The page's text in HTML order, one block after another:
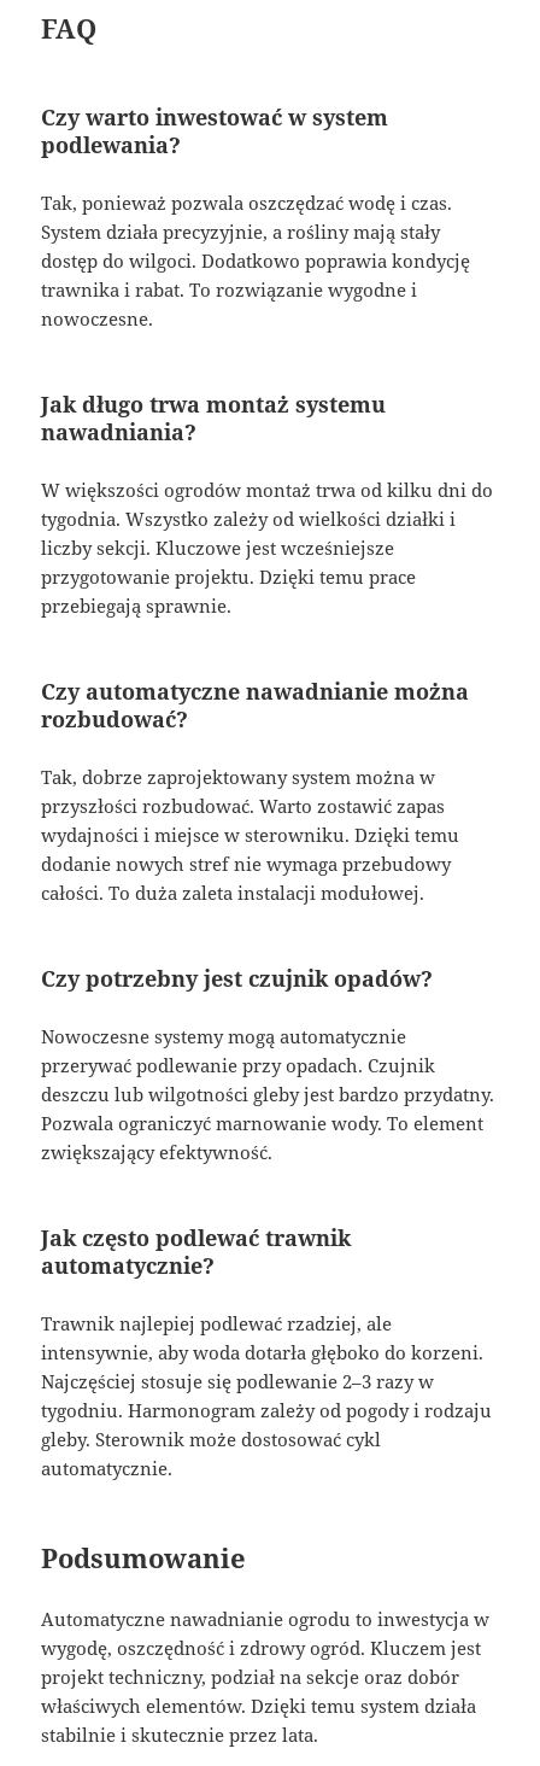
FAQ
Czy warto inwestować w system
podlewania?
Tak, ponieważ pozwala oszczędzać wodę i czas.
System działa precyzyjnie, a rośliny mają stały
dostęp do wilgoci. Dodatkowo poprawia kondycję
trawnika i rabat. To rozwiązanie wygodne i
nowoczesne.
Jak długo trwa montaż systemu
nawadniania?
W większości ogrodów montaż trwa od kilku dni do
tygodnia. Wszystko zależy od wielkości działki i
liczby sekcji. Kluczowe jest wcześniejsze
przygotowanie projektu. Dzięki temu prace
przebiegają sprawnie.
Czy automatyczne nawadnianie można
rozbudować?
Tak, dobrze zaprojektowany system można w
przyszłości rozbudować. Warto zostawić zapas
wydajności i miejsce w sterowniku. Dzięki temu
dodanie nowych stref nie wymaga przebudowy
całości. To duża zaleta instalacji modułowej.
Czy potrzebny jest czujnik opadów?
Nowoczesne systemy mogą automatycznie
przerywać podlewanie przy opadach. Czujnik
deszczu lub wilgotności gleby jest bardzo przydatny.
Pozwala ograniczyć marnowanie wody. To element
zwiększający efektywność.
Jak często podlewać trawnik
automatycznie?
Trawnik najlepiej podlewać rzadziej, ale
intensywnie, aby woda dotarła głęboko do korzeni.
Najczęściej stosuje się podlewanie 2–3 razy w
tygodniu. Harmonogram zależy od pogody i rodzaju
gleby. Sterownik może dostosować cykl
automatycznie.
Podsumowanie
Automatyczne nawadnianie ogrodu to inwestycja w
wygodę, oszczędność i zdrowy ogród. Kluczem jest
projekt techniczny, podział na sekcje oraz dobór
właściwych elementów. Dzięki temu system działa
stabilnie i skutecznie przez lata.